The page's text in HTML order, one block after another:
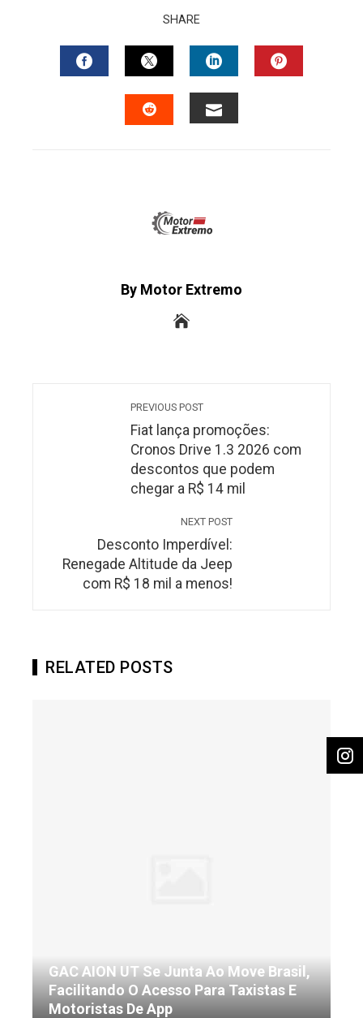
SHARE
FACEBOOKTWITTERLINKEDIN
By Motor Extremo
PREVIOUS POST
Fiat lança promoções:
Cronos Drive 1.3 2026 com
descontos que podem
chegar a R$ 14 mil
NEXT POST
Desconto Imperdível:
Renegade Altitude da Jeep
com R$ 18 mil a menos!
RELATED POSTS
GAC AION UT Se Junta Ao Move Brasil,
Facilitando O Acesso Para Taxistas E
Motoristas De App